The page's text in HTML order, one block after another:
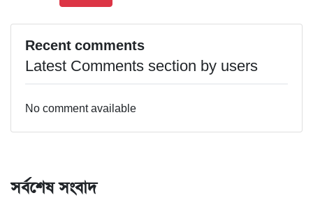
Recent comments
Latest Comments section by users
No comment available
সর্বশেষ সংবাদ